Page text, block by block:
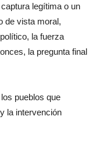
legítima o un
de vista moral,
la fuerza
la pregunta final
pueblos que
la intervención